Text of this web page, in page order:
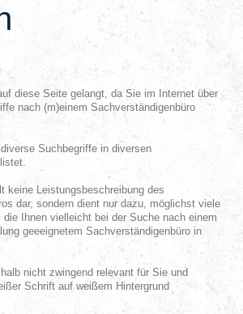
diese Seite gelangt, da Sie im Internet über
nach (m)einem Sachverständigenbüro
Suchbegriffe in diversen
keine Leistungsbeschreibung des
dar, sondern dient nur dazu, möglichst viele
die Ihnen vielleicht bei der Suche nach einem
geeeignetem Sachverständigenbüro in
nicht zwingend relevant für Sie und
Schrift auf weißem Hintergrund